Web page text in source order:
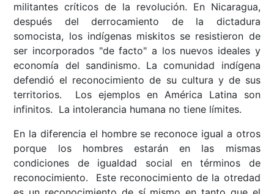
militantes críticos de la revolución. En Nicaragua,
después del derrocamiento de la dictadura
somocista, los indígenas miskitos se resistieron de
ser incorporados "de facto" a los nuevos ideales y
economía del sandinismo. La comunidad indígena
defendió el reconocimiento de su cultura y de sus
territorios. Los ejemplos en América Latina son
infinitos. La intolerancia humana no tiene límites.
En la diferencia el hombre se reconoce igual a otros
porque los hombres estarán en las mismas
condiciones de igualdad social en términos de
reconocimiento. Este reconocimiento de la otredad